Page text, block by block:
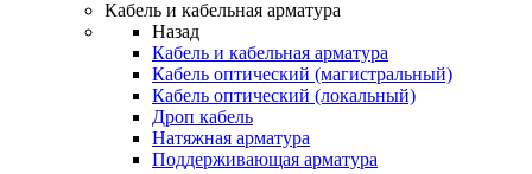
Кабель и кабельная арматура
Назад
Кабель и кабельная арматура
Кабель оптический (магистральный)
Кабель оптический (локальный)
Дроп кабель
Натяжная арматура
Поддерживающая арматура